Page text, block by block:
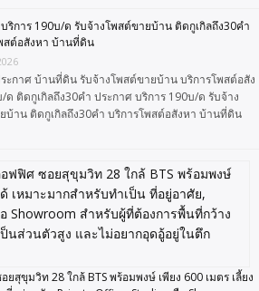
ริการ 190บ/ด รับจ้างโพสต์ขายบ้าน ติดกูเกิลถึง30คำ
สต์อสังหา บ้านที่ดิน
ะกาศ บ้านที่ดิน รับจ้างโพสต์ขายบ้าน บริการโพสต์อสัง
ด ติดกูเกิลถึง30คำ ประกาศ บริการ 190บ/ด รับจ้าง
บ้าน ติดกูเกิลถึง30คำ บริการโพสต์อสังหา บ้านที่ดิน
สุขุมวิท 28 ใกล้ BTS พร้อมพงษ์ เพียง 600 เมตร เลี้ยง